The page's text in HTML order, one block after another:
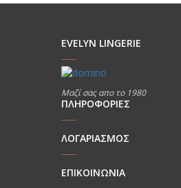
EVELYN LINGERIE
Μαζί σας απο το 1980
ΠΛΗΡΟΦΟΡΊΕΣ
ΛΟΓΑΡΙΑΣΜΟΣ
ΕΠΙΚΟΙΝΩΝΊΑ